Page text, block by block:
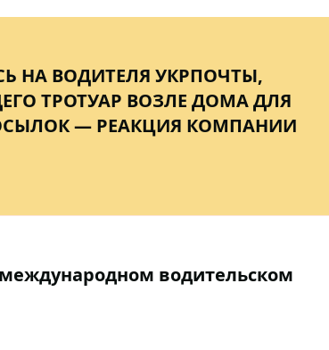
НА ВОДИТЕЛЯ УКРПОЧТЫ,
ТРОТУАР ВОЗЛЕ ДОМА ДЛЯ
— РЕАКЦИЯ КОМПАНИИ
международном водительском